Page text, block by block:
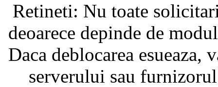
Retineti: Nu toate
deoarece depinde de
Daca deblocarea
serverului sau